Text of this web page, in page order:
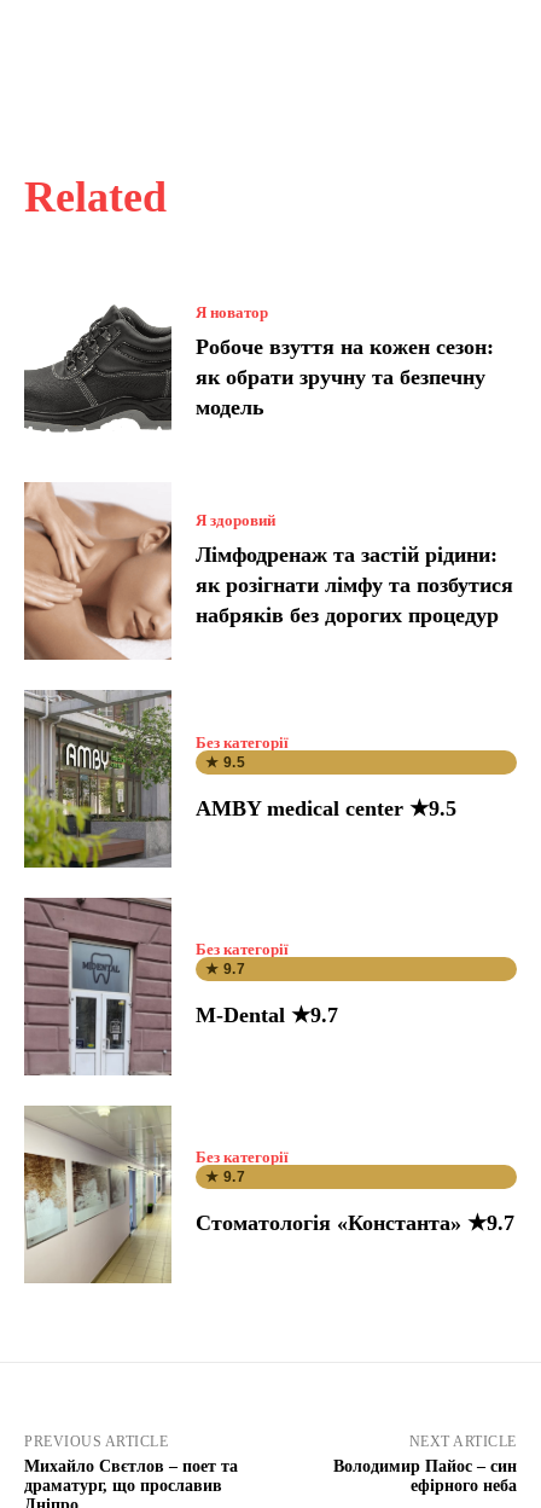
Related
Я новатор
Робоче взуття на кожен сезон:
як обрати зручну та безпечну
модель
Я здоровий
Лімфодренаж та застій рідини:
як розігнати лімфу та позбутися
набряків без дорогих процедур
Без категорії
★ 9.5
AMBY medical center ★9.5
Без категорії
★ 9.7
M-Dental ★9.7
Без категорії
★ 9.7
Стоматологія «Константа» ★9.7
PREVIOUS ARTICLE
Михайло Свєтлов – поет та
драматург, що прославив
NEXT ARTICLE
Володимир Пайос – син
ефірного неба